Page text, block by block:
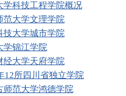
学科技工程学院概况
范大学文理学院
技大学城市学院
学锦江学院
经大学天府学院
12所四川省独立学院
师范大学鸿德学院